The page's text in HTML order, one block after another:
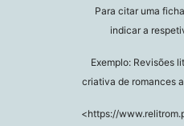
Para citar uma
indicar a
Exemplo: Revisões
criativa de romances
<https://